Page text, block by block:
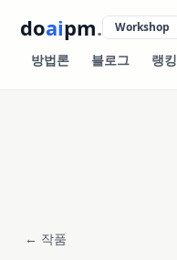
doaipm.
방법론 블로그 랭킹
Workshop
← 작품